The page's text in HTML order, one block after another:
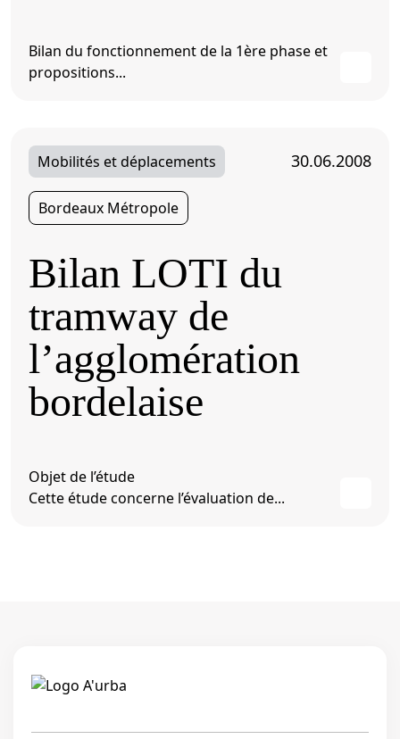
Bilan du fonctionnement de la 1ère phase et
propositions...
Mobilités et déplacements 30.06.2008
Bordeaux Métropole
Bilan LOTI du
tramway de
l’agglomération
bordelaise
Objet de l’étude
Cette étude concerne l’évaluation de...